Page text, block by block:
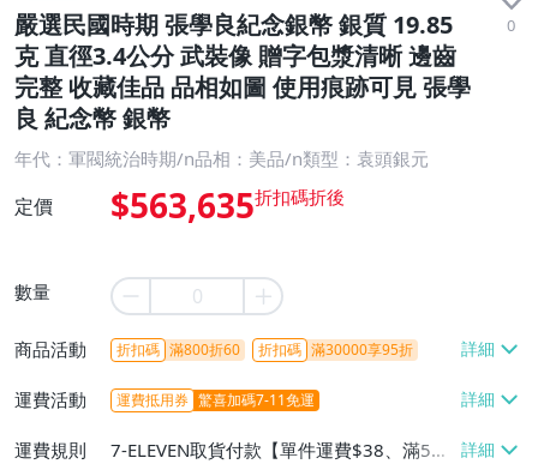
嚴選民國時期 張學良紀念銀幣 銀質 19.85
克 直徑3.4公分 武裝像 贈字包漿清晰 邊齒
完整 收藏佳品 品相如圖 使用痕跡可見 張學
良 紀念幣 銀幣
0
年代：軍閥統治時期/n品相：美品/n類型：袁頭銀元
定價 $563,635
數量
商品活動 折扣碼 滿800折60 折扣碼 滿30000享95折
運費活動 運費抵用券 驚喜加碼7-11免運
運費規則
7-ELEVEN取貨付款【單件運費$38、滿5件